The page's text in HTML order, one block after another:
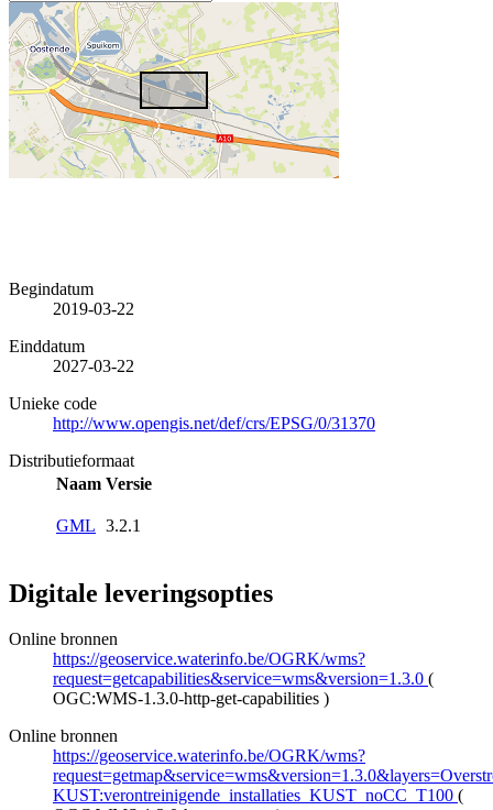
Begindatum
2019-03-22
Einddatum
2027-03-22
Unieke code
http://www.opengis.net/def/crs/EPSG/0/31370
Distributieformaat
Naam Versie
GML 3.2.1
Digitale leveringsopties
Online bronnen
https://geoservice.waterinfo.be/OGRK/wms?
request=getcapabilities&service=wms&version=1.3.0 (
OGC:WMS-1.3.0-http-get-capabilities )
Online bronnen
https://geoservice.waterinfo.be/OGRK/wms?
KUST:verontreinigende_installaties_KUST_noCC_T100 (